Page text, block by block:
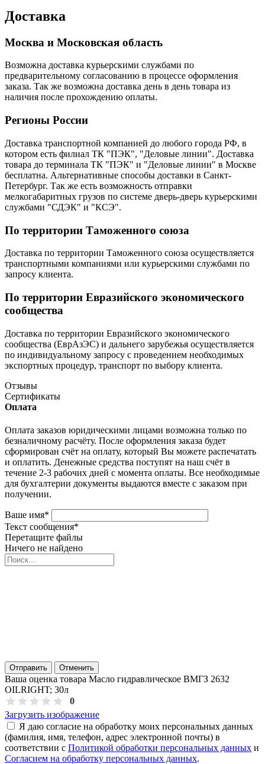
Доставка
Москва и Московская область
Возможна доставка курьерскими службами по
предварительному согласованию в процессе оформления
заказа. Так же возможна доставка день в день товара из
наличия после прохождению оплаты.
Регионы России
Доставка транспортной компанией до любого города РФ, в
котором есть филиал ТК "ПЭК", "Деловые линии". Доставка
товара до терминала ТК "ПЭК" и "Деловые линии" в Москве
бесплатна. Альтернативные способы доставки в Санкт-
Петербург. Так же есть возможность отправки
мелкогабаритных грузов по системе дверь-дверь курьерскими
службами "СДЭК" и "КСЭ".
По территории Таможенного союза
Доставка по территории Таможенного союза осуществляется
транспортными компаниями или курьерскими службами по
запросу клиента.
По территории Евразийского экономического
сообщества
Доставка по территории Евразийского экономического
сообщества (ЕврАзЭС) и дальнего зарубежья осуществляется
по индивидуальному запросу с проведением необходимых
экспортных процедур, транспорт по выбору клиента.
Отзывы
Сертификаты
Оплата
Оплата заказов юридическими лицами возможна только по
безналичному расчёту. После оформления заказа будет
сформирован счёт на оплату, который Вы можете распечатать
и оплатить. Денежные средства поступят на наш счёт в
течение 2-3 рабочих дней с момента оплаты. Все необходимые
для бухгалтерии документы выдаются вместе с заказом при
получении.
Ваше имя*
Текст сообщения*
Перетащите файлы
Ничего не найдено
Отправить Отменить
Ваша оценка товара Масло гидравлическое ВМГЗ 2632
OILRIGHT; 30л
0
Загрузить изображение
Я даю согласие на обработку моих персональных данных
(фамилия, имя, телефон, адрес электронной почты) в
соответствии с Политикой обработки персональных данных и
Согласием на обработку персональных данных.